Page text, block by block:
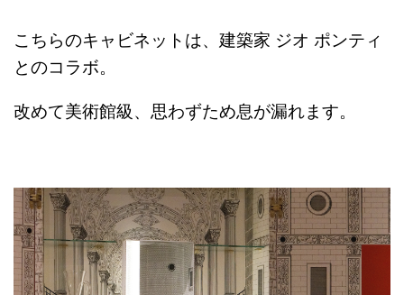
こちらのキャビネットは、建築家 ジオ ポンティ
とのコラボ。
改めて美術館級、思わずため息が漏れます。